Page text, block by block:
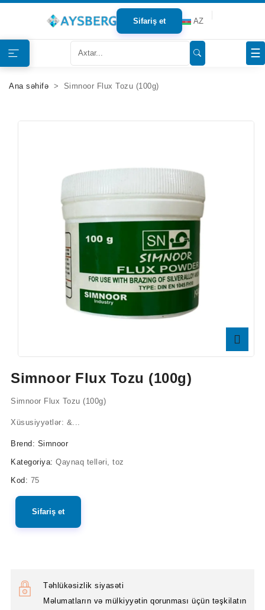
Sifariş et AZ
☰
Haqqımızda
Məhsullar
Ana səhifə Simnoor Flux Tozu (100g)
Simnoor Flux Tozu (100g)
Simnoor Flux Tozu (100g)
Xüsusiyyətlər: &...
Brend: Simnoor
Kategoriya: Qaynaq telləri, toz
Kod: 75
Sifariş et
Təhlükəsizlik siyasəti
Məlumatların və mülkiyyətin qorunması üçün təşkilatın